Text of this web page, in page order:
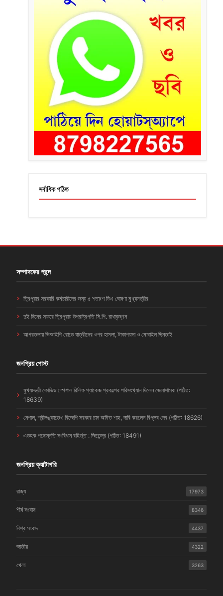
সর্বাধিক পঠিত
সম্পাদকের পছন্দ
ত্রিপুরার সরকারি কর্মচারীদের জন্য ৫ শতাংশ ডিএ ঘোষণা মুখ্যমন্ত্রীর
দুই দিনের সফরে ত্রিপুরায় উপরাষ্ট্রপতি সি.পি. রাধাকৃষ্ণন
আগরতলায় ভিআইপি রোডে যাত্রীদের ওপর হামলা, টাকাপয়সা ও মোবাইল ছিনতাই
জনপ্রিয় পোস্ট
মুখ্যমন্ত্রী কোভিড স্পেশাল রিলিফ প্যাকেজ প্রকল্পের পরিসংখ্যান দিলেন জেলাশাসক (পঠিত:
18639)
নেপাল, শ্রীলঙ্কাতেও বিজেপি সরকার চান অমিত শাহ, দাবি করলেন বিপ্লব দেব (পঠিত: 18626)
এডহক পদোন্নতি সংবিধান বহির্ভূত : জিতেন্দ্র (পঠিত: 18491)
জনপ্রিয় ক্যাটাগরি
রাজ্য 17973
শীর্ষ সংবাদ 8346
বিশ্ব সংবাদ 4437
জাতীয় 4322
খেলা 3263